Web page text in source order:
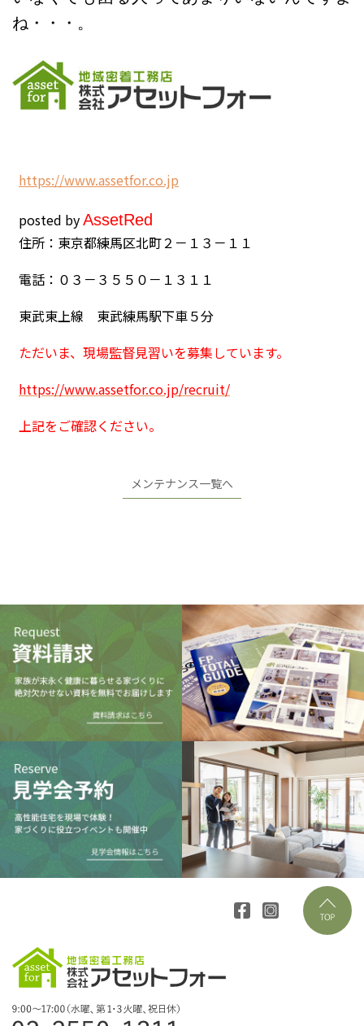
ね・・・。
https://www.assetfor.co.jp
posted byAssetRed
住所：東京都練馬区北町２－１３－１１
電話：０３－３５５０－１３１１
東武東上線 東武練馬駅下車５分
ただいま、現場監督見習いを募集しています。
https://www.assetfor.co.jp/recruit/
上記をご確認ください。
メンテナンス一覧へ